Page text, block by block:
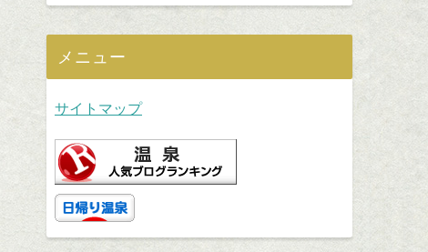
メニュー
サイトマップ